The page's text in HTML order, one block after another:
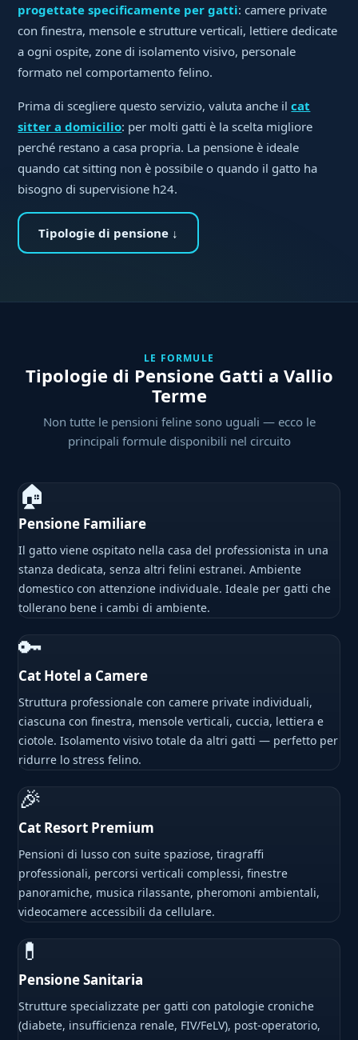
progettate specificamente per gatti: camere private
con finestra, mensole e strutture verticali, lettiere dedicate
a ogni ospite, zone di isolamento visivo, personale
formato nel comportamento felino.
Prima di scegliere questo servizio, valuta anche ilcat
sitter a domicilio: per molti gatti è la scelta migliore
perché restano a casa propria. La pensione è ideale
quando cat sitting non è possibile o quando il gatto ha
bisogno di supervisione h24.
Tipologie di pensione ↓
LE FORMULE
Tipologie di Pensione Gatti a Vallio
Terme
Non tutte le pensioni feline sono uguali — ecco le
principali formule disponibili nel circuito
🏠
Pensione Familiare
Il gatto viene ospitato nella casa del professionista in una
stanza dedicata, senza altri felini estranei. Ambiente
domestico con attenzione individuale. Ideale per gatti che
tollerano bene i cambi di ambiente.
🔑
Cat Hotel a Camere
Struttura professionale con camere private individuali,
ciascuna con finestra, mensole verticali, cuccia, lettiera e
ciotole. Isolamento visivo totale da altri gatti — perfetto per
ridurre lo stress felino.
🎉
Cat Resort Premium
Pensioni di lusso con suite spaziose, tiragraffi
professionali, percorsi verticali complessi, finestre
panoramiche, musica rilassante, pheromoni ambientali,
videocamere accessibili da cellulare.
💊
Pensione Sanitaria
Strutture specializzate per gatti con patologie croniche
(diabete, insufficienza renale, FIV/FeLV), post-operatorio,